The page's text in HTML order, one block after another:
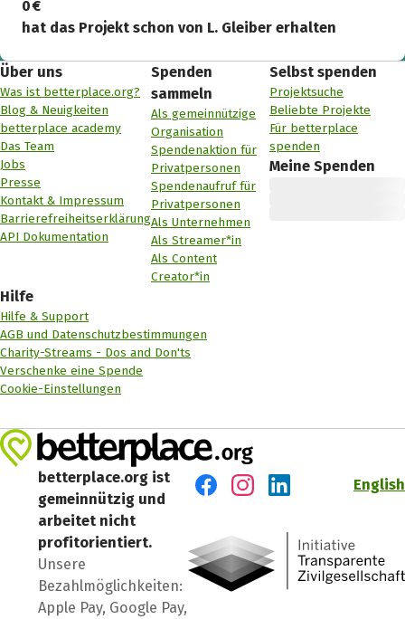
0 €
hat das Projekt schon von L. Gleiber erhalten
Über uns
Was ist betterplace.org?
Blog & Neuigkeiten
betterplace academy
Das Team
Jobs
Presse
Kontakt & Impressum
Barrierefreiheitserklärung
API Dokumentation
Spenden
sammeln
Als gemeinnützige
Organisation
Spendenaktion für
Privatpersonen
Spendenaufruf für
Privatpersonen
Als Unternehmen
Als Streamer*in
Als Content
Creator*in
Selbst spenden
Projektsuche
Beliebte Projekte
Für betterplace
spenden
Meine Spenden
Hilfe
Hilfe & Support
AGB und Datenschutzbestimmungen
Charity-Streams - Dos and Don'ts
Verschenke eine Spende
Cookie-Einstellungen
betterplace.org ist
gemeinnützig und
arbeitet nicht
profitorientiert.
Unsere
Bezahlmöglichkeiten:
Apple Pay, Google Pay,
English